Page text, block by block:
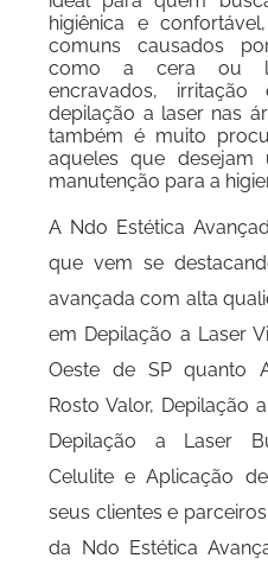
higiênica e
comuns causados
como a cera ou
encravados,
depilação a laser nas
também é muito
aqueles que
manutenção para a
A Ndo Estética
que vem se
avançada com alta
em Depilação a Laser
Oeste de SP quanto
Rosto Valor, Depilação
Depilação a Laser
Celulite e Aplicação
seus clientes e
da Ndo Estética